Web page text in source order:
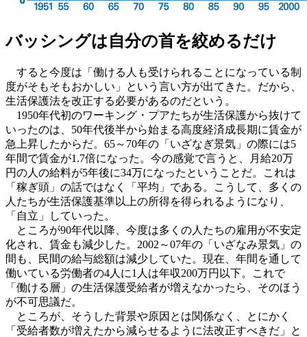
バッシングは自分の首を絞めるだけ
すると今度は「働ける人も受けられることになっている制
度がそもそもおかしい」という言い方が出てきた。だから、
生活保護法を改正する必要があるのだという。
1950年代初のワーキング・プアたちが生活保護から抜けて
いったのは、50年代後半から始まる高度経済成長期に賃金が
急上昇したからだ。65～70年の「いざなぎ景気」の際には5
年間で賃金が1.7倍になった。今の感覚で言うと、月給20万
円の人の給料が5年後に34万になったということだ。これは
「稼ぎ頭」の話ではなく「平均」である。こうして、多くの
人たちが生活保護基準以上の所得を得られるようになり、
「自立」していった。
ところが90年代以降、今度は多くの人たちの雇用が不安定
化され、賃金も減少した。2002～07年の「いざなみ景気」の
間も、民間の給与総額は減少していた。現在、年間を通して
働いている労働者の4人に1人は年収200万円以下。これで
「働ける層」の生活保護受給者が増えなかったら、そのほう
が不可思議だ。
ところが、そうした背景や原因とは関係なく、とにかく
「受給者数が増えたから減らせるように法改正すべきだ」と